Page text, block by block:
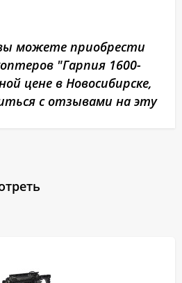
можете приобрести
"Гарпия 1600-
цене в Новосибирске,
с отзывами на эту